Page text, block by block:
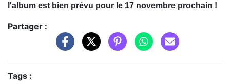
l'album est bien prévu pour le 17 novembre prochain !
Partager :
Tags :